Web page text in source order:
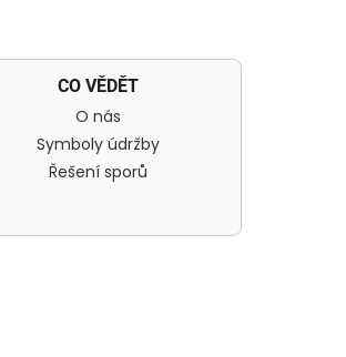
CO VĚDĚT
O nás
Symboly údržby
Řešení sporů